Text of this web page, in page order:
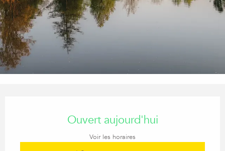
Ouvert aujourd'hui
Voir les horaires